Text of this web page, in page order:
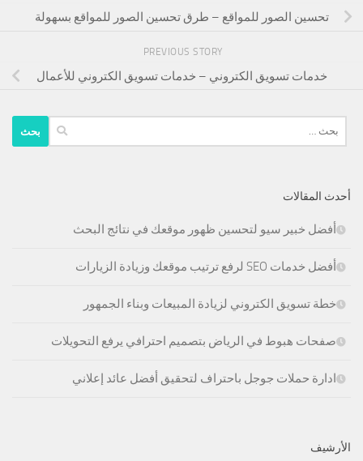
تحسين الصور للمواقع – طرق تحسين الصور للمواقع بسهولة
PREVIOUS STORY
خدمات تسويق الكتروني – خدمات تسويق الكتروني للأعمال
عن:
أحدث المقالات
أفضل خبير سيو لتحسين ظهور موقعك في نتائج البحث
أفضل خدمات SEO لرفع ترتيب موقعك وزيادة الزيارات
خطة تسويق الكتروني لزيادة المبيعات وبناء الجمهور
صفحات هبوط في الرياض بتصميم احترافي يرفع التحويلات
ادارة حملات جوجل باحتراف لتحقيق أفضل عائد إعلاني
الأرشيف